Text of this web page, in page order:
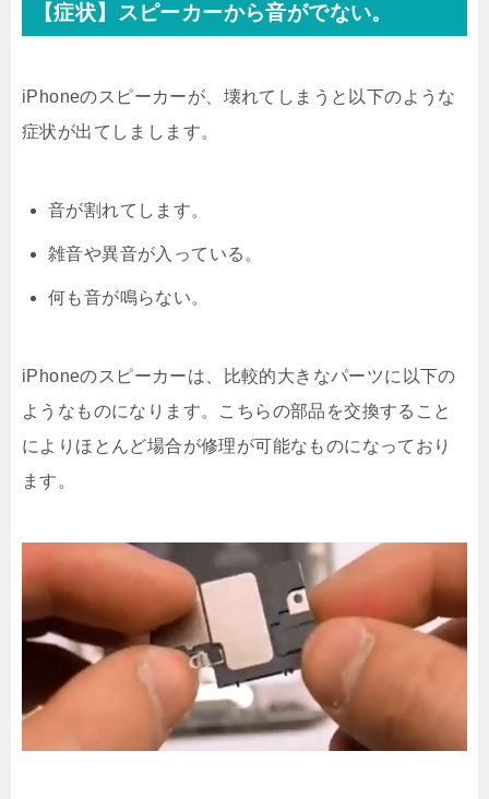
【症状】スピーカーから音がでない。
iPhoneのスピーカーが、壊れてしまうと以下のような
症状が出てしまします。
音が割れてします。
雑音や異音が入っている。
何も音が鳴らない。
iPhoneのスピーカーは、比較的大きなパーツに以下の
ようなものになります。こちらの部品を交換すること
によりほとんど場合が修理が可能なものになっており
ます。